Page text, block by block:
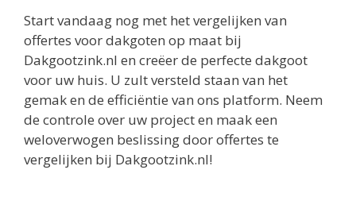
Start vandaag nog met het vergelijken van
offertes voor dakgoten op maat bij
Dakgootzink.nl en creëer de perfecte dakgoot
voor uw huis. U zult versteld staan van het
gemak en de efficiëntie van ons platform. Neem
de controle over uw project en maak een
weloverwogen beslissing door offertes te
vergelijken bij Dakgootzink.nl!